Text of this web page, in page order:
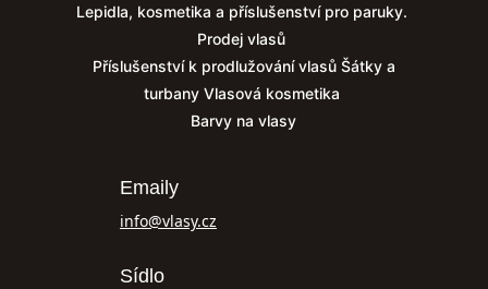
Lepidla, kosmetika a příslušenství pro paruky.
Prodej vlasů
Příslušenství k prodlužování vlasů Šátky a
turbany Vlasová kosmetika
Barvy na vlasy
Emaily
info@vlasy.cz
Sídlo